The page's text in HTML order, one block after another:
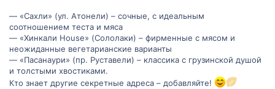
— «Сахли» (ул. Атонели) – сочные, с идеальным
соотношением теста и мяса
— «Хинкали House» (Сололаки) – фирменные с мясом и
неожиданные вегетарианские варианты
— «Пасанаури» (пр. Руставели) – классика с грузинской душой
и толстыми хвостиками.
Кто знает другие секретные адреса – добавляйте!